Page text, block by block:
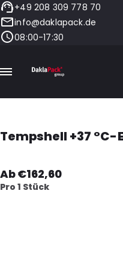
+49 208 309 778 70
info@daklapack.de
08:00-17:30
Tempshell +37 °C-
Ab €162,60
Pro 1 Stück